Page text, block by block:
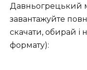
Давньогрецький
завантажуйте
скачати, обирай і
формату):